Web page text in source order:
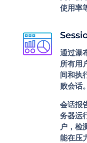
使用率
通过瀑
所有用
间和执
败会话。
会话报
务器运
户，检
能在压